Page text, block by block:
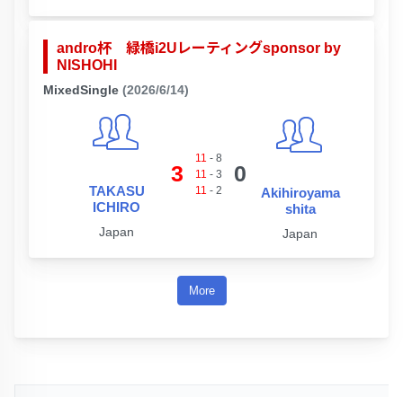
andro杯 緑橋i2Uレーティングsponsor by
NISHOHI
MixedSingle (2026/6/14)
TAKASU
ICHIRO
Japan
3
11 - 8
11 - 3
11 - 2
0
Akihiroyama
shita
Japan
More